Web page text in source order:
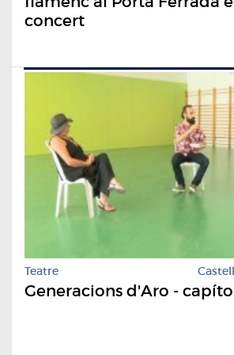
concert
Teatre
Generacions d'Aro -